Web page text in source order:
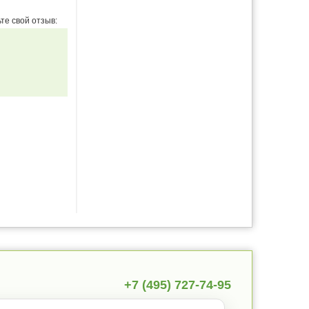
свой отзыв:
+7 (495) 727-74-95